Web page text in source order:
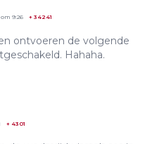
9:26 + 34241
ontvoeren de volgende
Hahaha.
+ 4301